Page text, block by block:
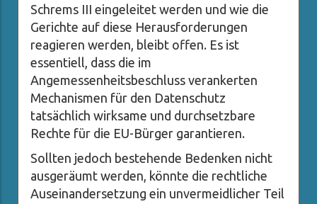
Schrems III eingeleitet werden und wie die
Gerichte auf diese Herausforderungen
reagieren werden, bleibt offen. Es ist
essentiell, dass die im
Angemessenheitsbeschluss verankerten
Mechanismen für den Datenschutz
tatsächlich wirksame und durchsetzbare
Rechte für die EU-Bürger garantieren.
Sollten jedoch bestehende Bedenken nicht
ausgeräumt werden, könnte die rechtliche
Auseinandersetzung ein unvermeidlicher Teil